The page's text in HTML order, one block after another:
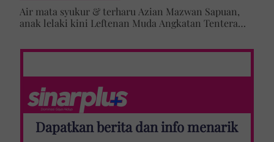
Air mata syukur & terharu Azian Mazwan Sapuan,
anak lelaki kini Leftenan Muda Angkatan Tentera
Dapatkan berita dan info menarik